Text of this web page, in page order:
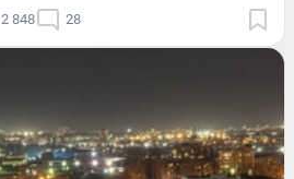
2 848 28